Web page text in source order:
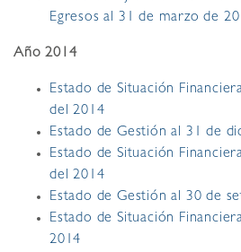
Egresos al 31 de marzo de
Año 2014
Estado de Situación
del 2014
Estado de Gestión al 31 de
Estado de Situación
del 2014
Estado de Gestión al 30 de
Estado de Situación
2014